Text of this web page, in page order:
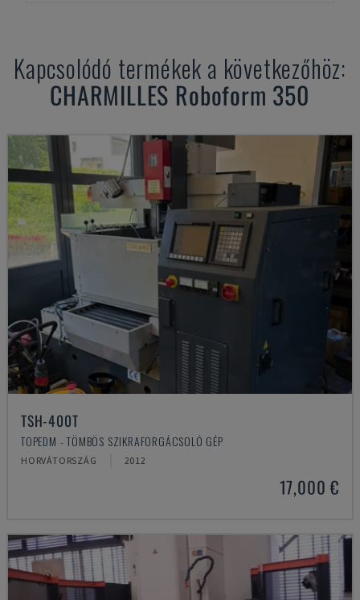
Kapcsolódó termékek a következőhöz:
CHARMILLES Roboform 350
TSH-400T
TOPEDM - TÖMBÖS SZIKRAFORGÁCSOLÓ GÉP
HORVÁTORSZÁG 2012
17,000 €